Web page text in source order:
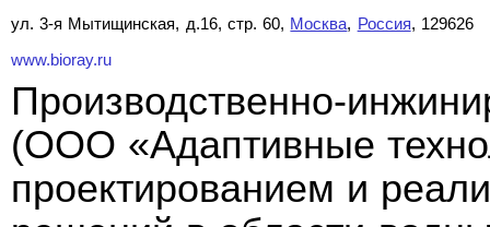
ул. 3-я Мытищинская, д.16, стр. 60, Москва, Россия, 129626
www.bioray.ru
Производственно-
(ООО «Адаптивные
проектированием и